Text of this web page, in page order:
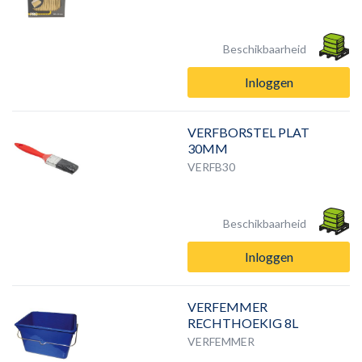
Beschikbaarheid
Inloggen
VERFBORSTEL PLAT
30MM
VERFB30
Beschikbaarheid
Inloggen
VERFEMMER
RECHTHOEKIG 8L
VERFEMMER